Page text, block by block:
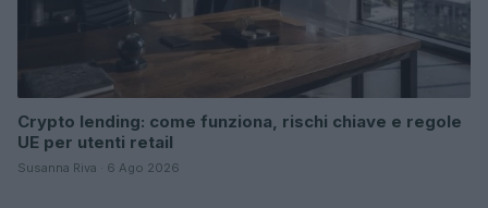
Crypto lending: come funziona, rischi chiave e regole
UE per utenti retail
Susanna Riva · 6 Ago 2026